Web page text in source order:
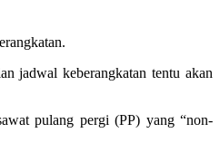
jadwal keberangkatan tentu akan
pulang pergi (PP) yang “non-